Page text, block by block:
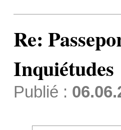
Re:
Inquiétudes
Publié :